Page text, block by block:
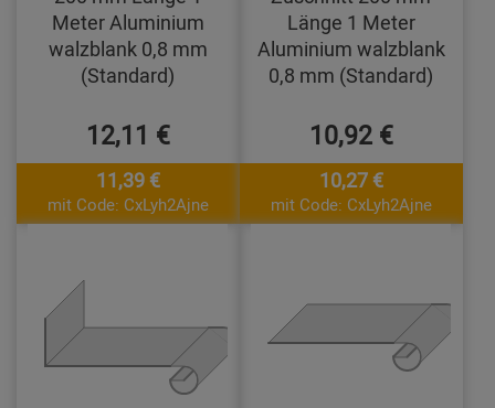
Meter Aluminium
walzblank 0,8 mm
(Standard)
12,11 €
11,39 €
mit Code: CxLyh2Ajne
Länge 1 Meter
Aluminium walzblank
0,8 mm (Standard)
10,92 €
10,27 €
mit Code: CxLyh2Ajne